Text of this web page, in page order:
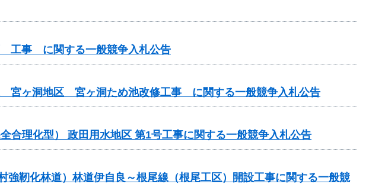
工事 に関する一般競争入札公告
宮ヶ洞地区 宮ヶ洞ため池改修工事 に関する一般競争入札公告
合理化型） 政田用水地区 第1号工事に関する一般競争入札公告
強靭化林道）林道伊自良～根尾線（根尾工区）開設工事に関する一般競